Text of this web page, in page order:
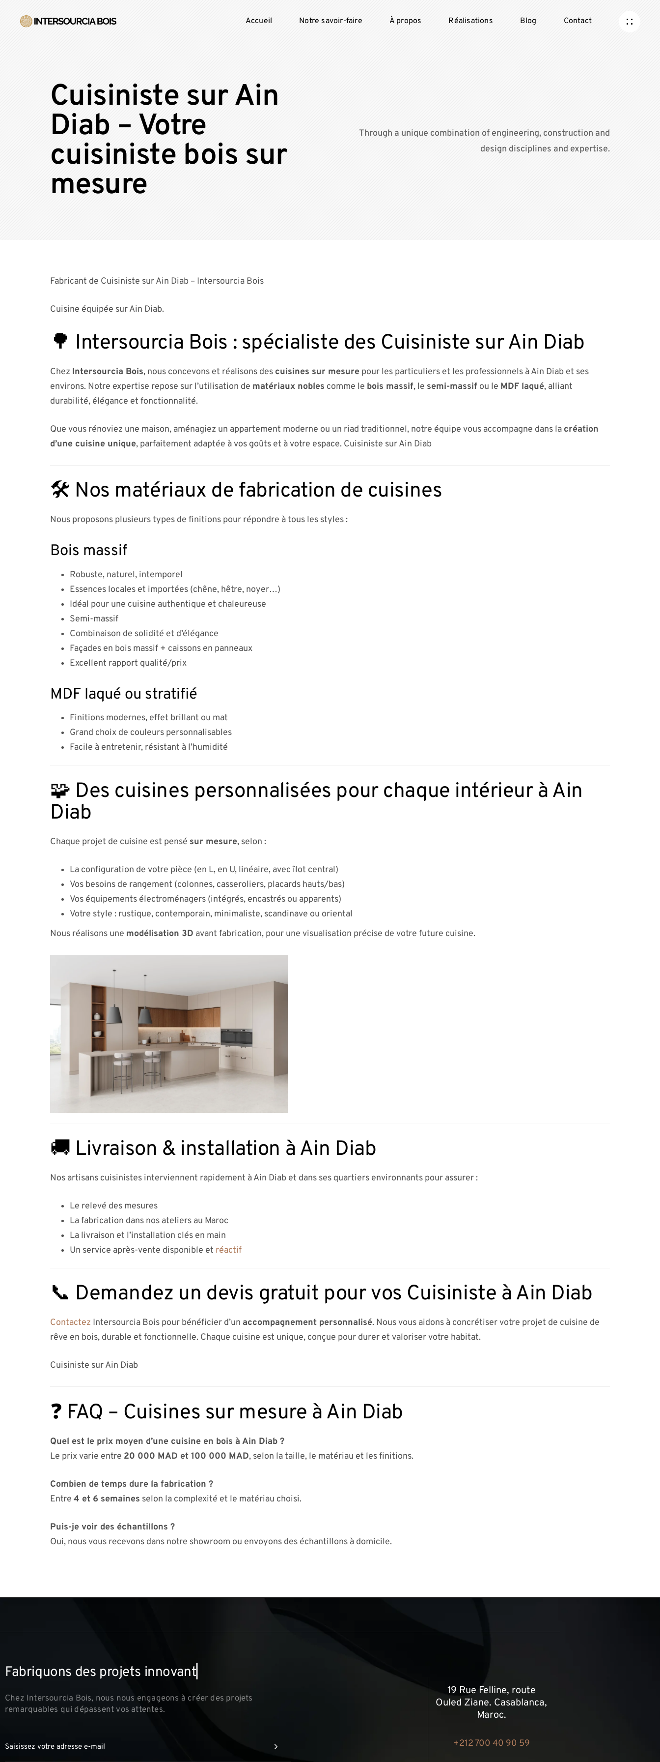
Accueil Notre savoir-faire À propos Réalisations Blog Contact
Cuisiniste sur Ain
Diab – Votre
cuisiniste bois sur
mesure
Through a unique combination of engineering, construction and
design disciplines and expertise.
Fabricant de Cuisiniste sur Ain Diab – Intersourcia Bois
Cuisine équipée sur Ain Diab.
🌳 Intersourcia Bois : spécialiste des Cuisiniste sur Ain Diab
Chez Intersourcia Bois, nous concevons et réalisons des cuisines sur mesure pour les particuliers et les professionnels à Ain Diab et ses
environs. Notre expertise repose sur l’utilisation de matériaux nobles comme le bois massif, le semi-massif ou le MDF laqué, alliant
durabilité, élégance et fonctionnalité.
Que vous rénoviez une maison, aménagiez un appartement moderne ou un riad traditionnel, notre équipe vous accompagne dans la création
d’une cuisine unique, parfaitement adaptée à vos goûts et à votre espace. Cuisiniste sur Ain Diab
🛠️ Nos matériaux de fabrication de cuisines
Nous proposons plusieurs types de finitions pour répondre à tous les styles :
Bois massif
Robuste, naturel, intemporel
Essences locales et importées (chêne, hêtre, noyer…)
Idéal pour une cuisine authentique et chaleureuse
Semi-massif
Combinaison de solidité et d’élégance
Façades en bois massif + caissons en panneaux
Excellent rapport qualité/prix
MDF laqué ou stratifié
Finitions modernes, effet brillant ou mat
Grand choix de couleurs personnalisables
Facile à entretenir, résistant à l’humidité
🧩 Des cuisines personnalisées pour chaque intérieur à Ain
Diab
Chaque projet de cuisine est pensé sur mesure, selon :
La configuration de votre pièce (en L, en U, linéaire, avec îlot central)
Vos besoins de rangement (colonnes, casseroliers, placards hauts/bas)
Vos équipements électroménagers (intégrés, encastrés ou apparents)
Votre style : rustique, contemporain, minimaliste, scandinave ou oriental
Nous réalisons une modélisation 3D avant fabrication, pour une visualisation précise de votre future cuisine.
🚚 Livraison & installation à Ain Diab
Nos artisans cuisinistes interviennent rapidement à Ain Diab et dans ses quartiers environnants pour assurer :
Le relevé des mesures
La fabrication dans nos ateliers au Maroc
La livraison et l’installation clés en main
Un service après-vente disponible et réactif
📞 Demandez un devis gratuit pour vos Cuisiniste à Ain Diab
Contactez Intersourcia Bois pour bénéficier d’un accompagnement personnalisé. Nous vous aidons à concrétiser votre projet de cuisine de
rêve en bois, durable et fonctionnelle. Chaque cuisine est unique, conçue pour durer et valoriser votre habitat.
Cuisiniste sur Ain Diab
❓ FAQ – Cuisines sur mesure à Ain Diab
Quel est le prix moyen d’une cuisine en bois à Ain Diab ?
Le prix varie entre 20 000 MAD et 100 000 MAD, selon la taille, le matériau et les finitions.
Combien de temps dure la fabrication ?
Entre 4 et 6 semaines selon la complexité et le matériau choisi.
Puis-je voir des échantillons ?
Oui, nous vous recevons dans notre showroom ou envoyons des échantillons à domicile.
Fabriquons des projets i▏
Chez Intersourcia Bois, nous nous engageons à créer des projets
remarquables qui dépassent vos attentes.
19 Rue Felline, route
Ouled Ziane. Casablanca,
Maroc.
+212 700 40 90 59